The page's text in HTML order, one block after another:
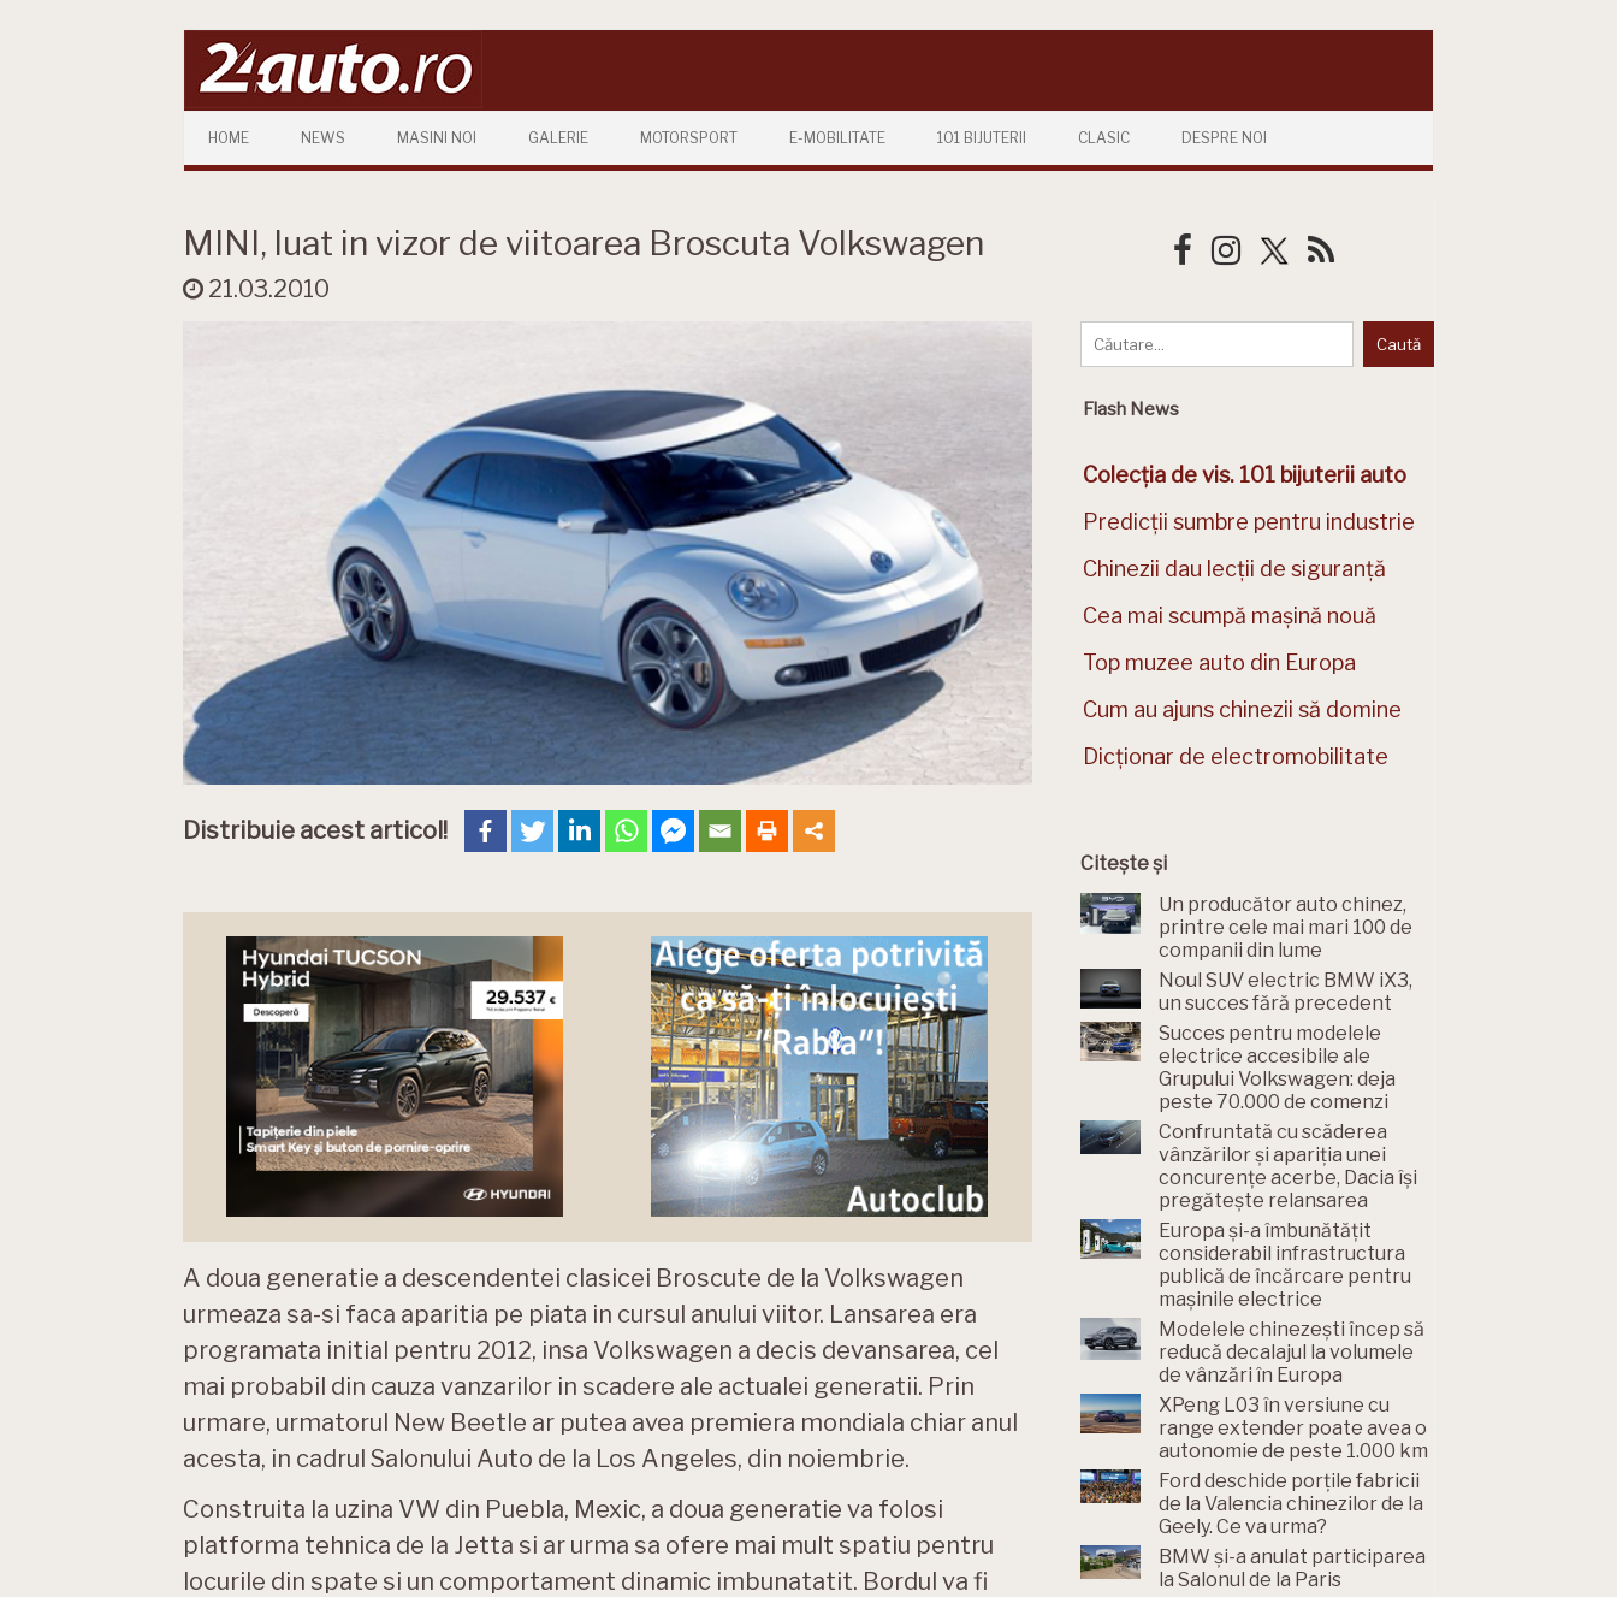
HOME NEWS MASINI NOI GALERIE MOTORSPORT E-MOBILITATE 101 BIJUTERII CLASIC DESPRE NOI
MINI, luat in vizor de viitoarea Broscuta Volkswagen
21.03.2010
Distribuie acest articol!
A doua generatie a descendentei clasicei Broscute de la Volkswagen
urmeaza sa-si faca aparitia pe piata in cursul anului viitor. Lansarea era
programata initial pentru 2012, insa Volkswagen a decis devansarea, cel
mai probabil din cauza vanzarilor in scadere ale actualei generatii. Prin
urmare, urmatorul New Beetle ar putea avea premiera mondiala chiar anul
acesta, in cadrul Salonului Auto de la Los Angeles, din noiembrie.
Construita la uzina VW din Puebla, Mexic, a doua generatie va folosi
platforma tehnica de la Jetta si ar urma sa ofere mai mult spatiu pentru
locurile din spate si un comportament dinamic imbunatatit. Bordul va fi
Flash News
Colecția de vis. 101 bijuterii auto
Predicții sumbre pentru industrie
Chinezii dau lecții de siguranță
Cea mai scumpă mașină nouă
Top muzee auto din Europa
Cum au ajuns chinezii să domine
Dicționar de electromobilitate
Citește și
Un producător auto chinez,
printre cele mai mari 100 de
companii din lume
Noul SUV electric BMW iX3,
un succes fără precedent
Succes pentru modelele
electrice accesibile ale
Grupului Volkswagen: deja
peste 70.000 de comenzi
Confruntată cu scăderea
vânzărilor și apariția unei
concurențe acerbe, Dacia își
pregătește relansarea
Europa și-a îmbunătățit
considerabil infrastructura
publică de încărcare pentru
mașinile electrice
Modelele chinezești încep să
reducă decalajul la volumele
de vânzări în Europa
XPeng L03 în versiune cu
range extender poate avea o
autonomie de peste 1.000 km
Ford deschide porțile fabricii
de la Valencia chinezilor de la
Geely. Ce va urma?
BMW și-a anulat participarea
la Salonul de la Paris